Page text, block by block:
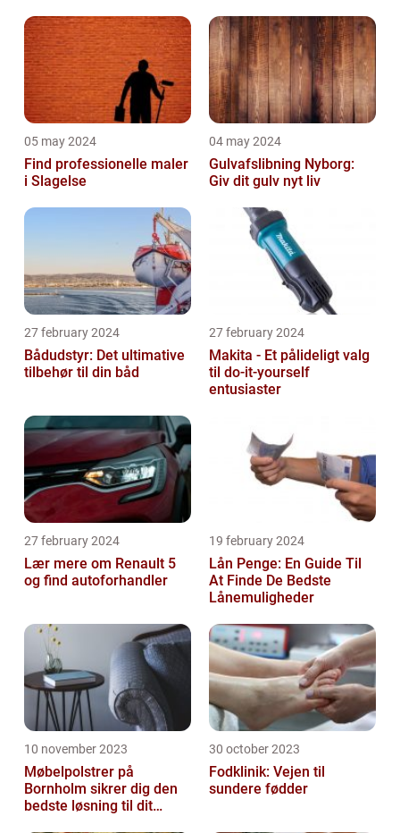
05 may 2024
Find professionelle maler
i Slagelse
04 may 2024
Gulvafslibning Nyborg:
Giv dit gulv nyt liv
27 february 2024
Bådudstyr: Det ultimative
tilbehør til din båd
27 february 2024
Makita - Et pålideligt valg
til do-it-yourself
entusiaster
27 february 2024
Lær mere om Renault 5
og find autoforhandler
19 february 2024
Lån Penge: En Guide Til
At Finde De Bedste
Lånemuligheder
10 november 2023
Møbelpolstrer på
Bornholm sikrer dig den
bedste løsning til dit
30 october 2023
Fodklinik: Vejen til
sundere fødder